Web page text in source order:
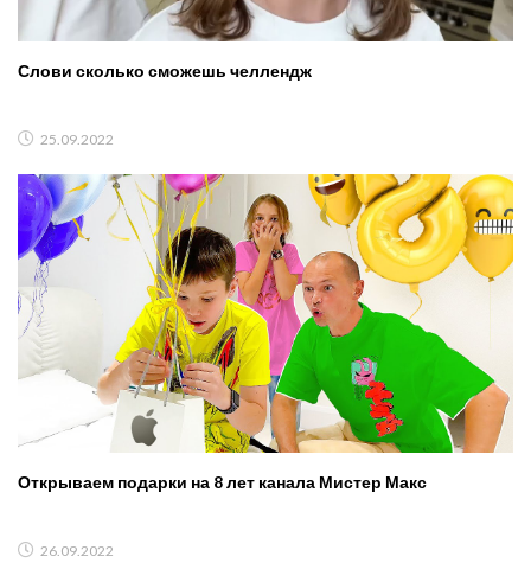
Слови сколько сможешь челлендж
25.09.2022
Открываем подарки на 8 лет канала Мистер Макс
26.09.2022